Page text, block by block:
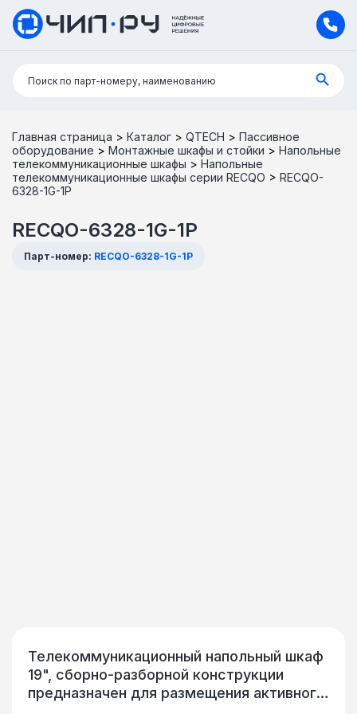
Поиск:
Поиск по парт-номеру, наименованию
Главная страница > Каталог > QTECH > Пассивное
оборудование > Монтажные шкафы и стойки > Напольные
телекоммуникационные шкафы > Напольные
телекоммуникационные шкафы серии RECQO > RECQO-
6328-1G-1P
RECQO-6328-1G-1P
Парт-номер: RECQO-6328-1G-1P
Телекоммуникационный напольный шкаф
19", сборно-разборной конструкции
предназначен для размещения активного